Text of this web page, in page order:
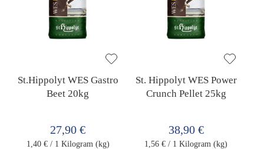
St.Hippolyt WES Gastro
Beet 20kg
27,90 €
1,40 € / 1 Kilogram (kg)
St. Hippolyt WES Power
Crunch Pellet 25kg
38,90 €
1,56 € / 1 Kilogram (kg)